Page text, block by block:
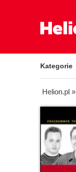
Kategorie
Helion.pl »